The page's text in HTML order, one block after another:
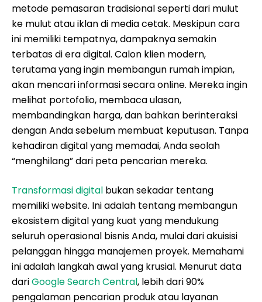
metode pemasaran tradisional seperti dari mulut
ke mulut atau iklan di media cetak. Meskipun cara
ini memiliki tempatnya, dampaknya semakin
terbatas di era digital. Calon klien modern,
terutama yang ingin membangun rumah impian,
akan mencari informasi secara online. Mereka ingin
melihat portofolio, membaca ulasan,
membandingkan harga, dan bahkan berinteraksi
dengan Anda sebelum membuat keputusan. Tanpa
kehadiran digital yang memadai, Anda seolah
“menghilang” dari peta pencarian mereka.
Transformasi digital bukan sekadar tentang
memiliki website. Ini adalah tentang membangun
ekosistem digital yang kuat yang mendukung
seluruh operasional bisnis Anda, mulai dari akuisisi
pelanggan hingga manajemen proyek. Memahami
ini adalah langkah awal yang krusial. Menurut data
dariGoogle Search Central, lebih dari 90%
pengalaman pencarian produk atau layanan